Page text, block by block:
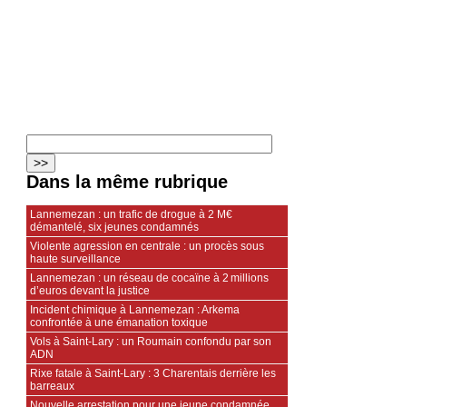
Dans la même rubrique
Lannemezan : un trafic de drogue à 2 M€
démantelé, six jeunes condamnés
Violente agression en centrale : un procès sous
haute surveillance
Lannemezan : un réseau de cocaïne à 2 millions
d’euros devant la justice
Incident chimique à Lannemezan : Arkema
confrontée à une émanation toxique
Vols à Saint-Lary : un Roumain confondu par son
ADN
Rixe fatale à Saint-Lary : 3 Charentais derrière les
barreaux